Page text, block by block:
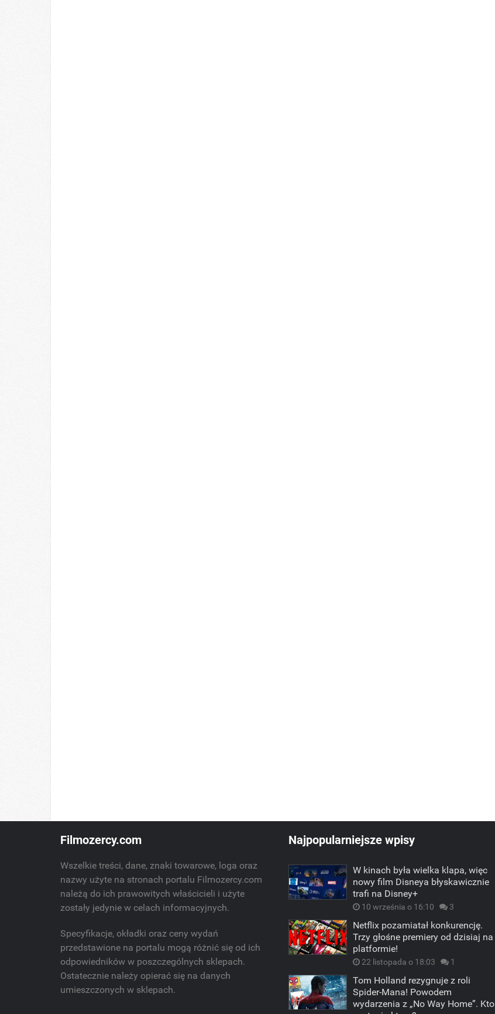
Filmozercy.com
Wszelkie treści, dane, znaki towarowe, loga oraz
nazwy użyte na stronach portalu Filmozercy.com
należą do ich prawowitych właścicieli i użyte
zostały jedynie w celach informacyjnych.
Specyfikacje, okładki oraz ceny wydań
przedstawione na portalu mogą różnić się od ich
odpowiedników w poszczególnych sklepach.
Ostatecznie należy opierać się na danych
umieszczonych w sklepach.
Najpopularniejsze wpisy
W kinach była wielka klapa, więc
nowy film Disneya błyskawicznie
trafi na Disney+
10 września o 16:10 3
Netflix pozamiatał konkurencję.
Trzy głośne premiery od dzisiaj na
platformie!
22 listopada o 18:03 1
Tom Holland rezygnuje z roli
Spider-Mana! Powodem
wydarzenia z „No Way Home”. Kto